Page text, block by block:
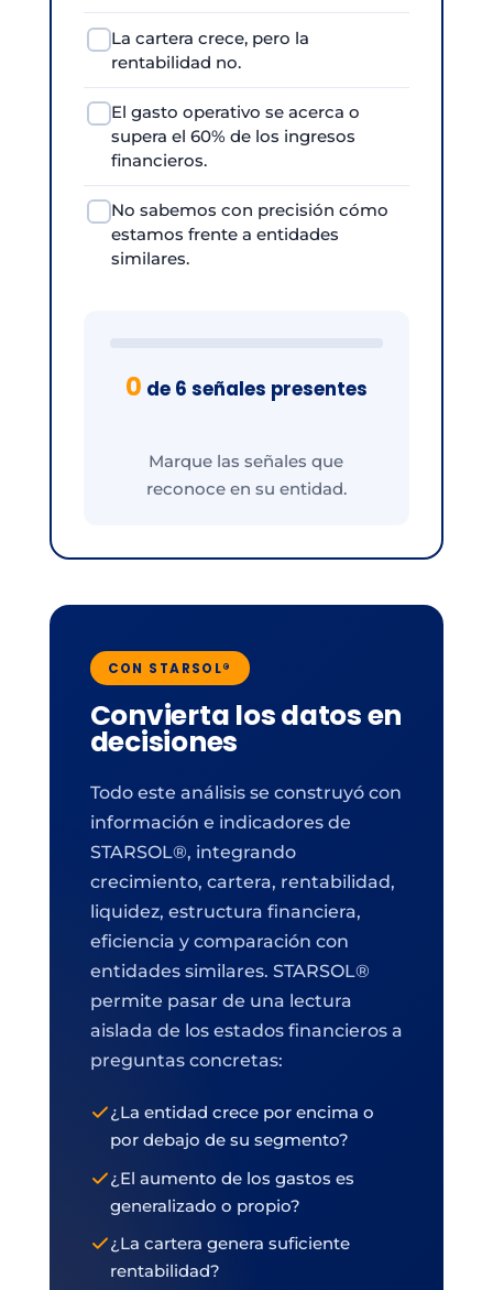
La cartera crece, pero la
rentabilidad no.
El gasto operativo se acerca o
supera el 60% de los ingresos
financieros.
No sabemos con precisión cómo
estamos frente a entidades
similares.
0 de 6 señales presentes
Marque las señales que
reconoce en su entidad.
CON STARSOL®
Convierta los datos en
decisiones
Todo este análisis se construyó con
información e indicadores de
STARSOL®, integrando
crecimiento, cartera, rentabilidad,
liquidez, estructura financiera,
eficiencia y comparación con
entidades similares. STARSOL®
permite pasar de una lectura
aislada de los estados financieros a
preguntas concretas:
¿La entidad crece por encima o
por debajo de su segmento?
¿El aumento de los gastos es
generalizado o propio?
¿La cartera genera suficiente
rentabilidad?